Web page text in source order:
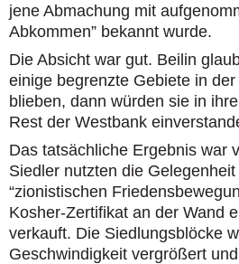
jene Abmachung mit
Abkommen” bekannt wurde.
Die Absicht war gut. Beilin
einige begrenzte Gebiete in
blieben, dann würden sie in
Rest der Westbank
Das tatsächliche Ergebnis war
Siedler nutzten die
“zionistischen
Kosher-Zertifikat an der Wand
verkauft. Die Siedlungsblöcke
Geschwindigkeit vergrößert